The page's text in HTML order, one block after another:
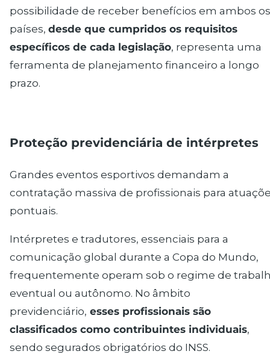
possibilidade de receber benefícios em ambos os
países, desde que cumpridos os requisitos
específicos de cada legislação, representa uma
ferramenta de planejamento financeiro a longo
prazo.
Proteção previdenciária de intérpretes
Grandes eventos esportivos demandam a
contratação massiva de profissionais para
pontuais.
Intérpretes e tradutores, essenciais para a
comunicação global durante a Copa do Mundo,
frequentemente operam sob o regime de
eventual ou autônomo. No âmbito
previdenciário, esses profissionais são
classificados como contribuintes individuais,
sendo segurados obrigatórios do INSS.